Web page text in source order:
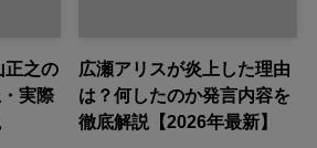
正之の
実際
広瀬アリスが炎上した理由
は？何したのか発言内容を
徹底解説【2026年最新】